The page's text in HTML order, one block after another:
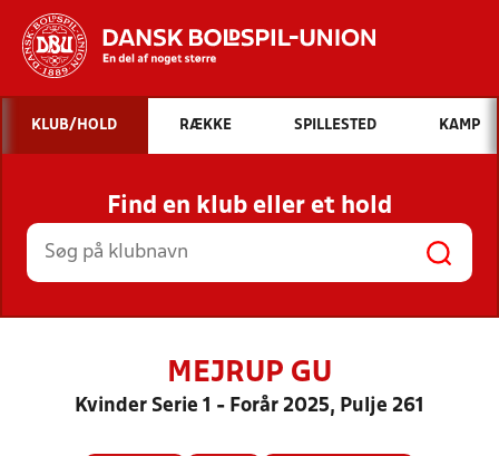
Hvad vil du søge efter?
INDHOLD OG NYHEDER
STILLINGER, RESULTATER, KLUBBER OG
HOLD
KLUB/HOLD RÆKKE SPILLESTED KAMP
Find en klub eller et hold
MEJRUP GU
Kvinder Serie 1 - Forår 2025, Pulje 261